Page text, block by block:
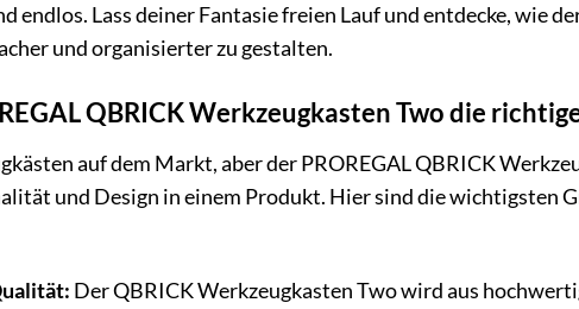
endlos. Lass deiner Fantasie freien Lauf und entdecke, wie
und organisierter zu gestalten.
QBRICK Werkzeugkasten Two die
auf dem Markt, aber der PROREGAL QBRICK
und Design in einem Produkt. Hier sind die wichtigsten
Der QBRICK Werkzeugkasten Two wird aus